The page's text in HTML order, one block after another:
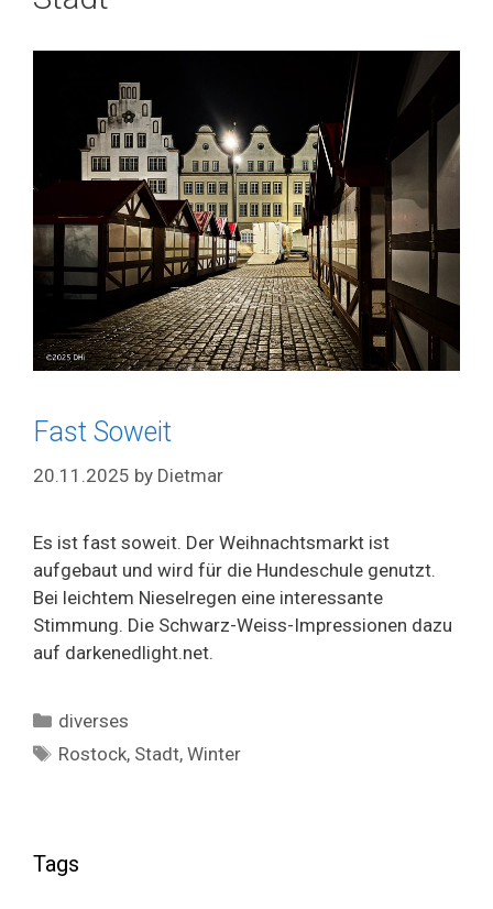
Fast Soweit
20.11.2025 by Dietmar
Es ist fast soweit. Der Weihnachtsmarkt ist
aufgebaut und wird für die Hundeschule genutzt.
Bei leichtem Nieselregen eine interessante
Stimmung. Die Schwarz-Weiss-Impressionen dazu
auf darkenedlight.net.
Categories
diverses
Tags
Rostock, Stadt,Winter
Tags